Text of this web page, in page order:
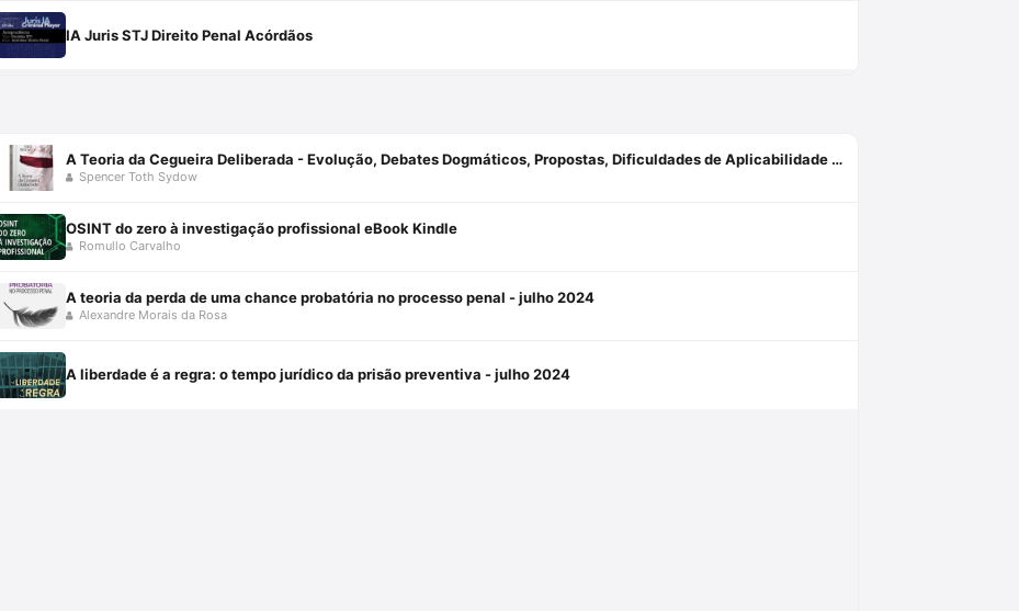
IA Juris STJ Direito Penal Acórdãos
A Teoria da Cegueira Deliberada - Evolução, Debates Dogmáticos, Propostas, Dificuldades de Aplicabilidade - 2ª Edição (2022) Capa comum 1 janeiro 2019
Spencer Toth Sydow
OSINT do zero à investigação profissional eBook Kindle
Romullo Carvalho
A teoria da perda de uma chance probatória no processo penal - julho 2024
Alexandre Morais da Rosa
A liberdade é a regra: o tempo jurídico da prisão preventiva - julho 2024